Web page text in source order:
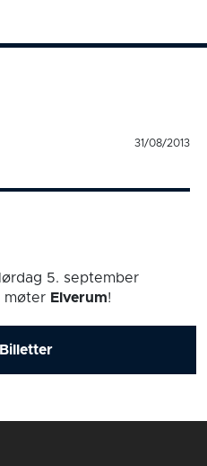
31/08/2013
lørdag 5. september
møter Elverum!
Billetter